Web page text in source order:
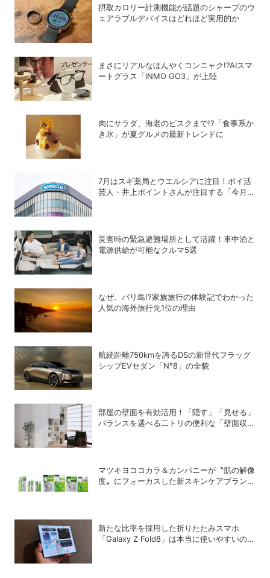
摂取カロリー計測機能が話題のシャープのウ
ェアラブルデバイスはどれほど実用的か
まさにリアルなほんやくコンニャク!?AIスマ
ートグラス「INMO GO3」が上陸
肉にサラダ、海老のビスクまで!?「食事系か
き氷」が夏グルメの最新トレンドに
7月はスギ薬局とウエルシアに注目！ポイ活
芸人・井上ポイントさんが注目する「今月の
災害時の緊急避難場所として活躍！車中泊と
電源供給が可能なクルマ5選
なぜ、バリ島!?家族旅行の体験記でわかった
人気の海外旅行先1位の理由
航続距離750kmを誇るDSの新世代フラッグ
シップEVセダン「N°8」の全貌
部屋の壁面を有効活用！「隠す」「見せる」
バランスを選べる二トリの便利な「壁面収
マツキヨココカラ＆カンパニーが〝肌の解像
度〟にフォーカスした新スキンケアブランド
新たな比率を採用した折りたたみスマホ
「Galaxy Z Fold8」は本当に使いやすいの